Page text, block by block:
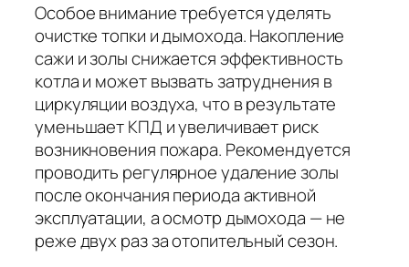
Особое внимание требуется уделять
очистке топки и дымохода. Накопление
сажи и золы снижается эффективность
котла и может вызвать затруднения в
циркуляции воздуха, что в результате
уменьшает КПД и увеличивает риск
возникновения пожара. Рекомендуется
проводить регулярное удаление золы
после окончания периода активной
эксплуатации, а осмотр дымохода — не
реже двух раз за отопительный сезон.